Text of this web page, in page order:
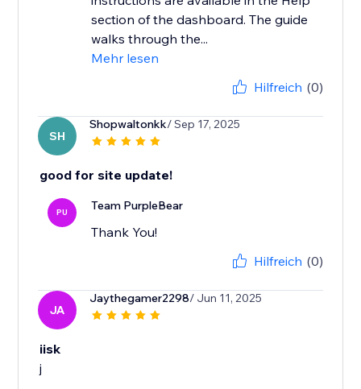
section of the dashboard. The guide
walks through the...
Mehr lesen
Hilfreich (0)
SH
Shopwaltonkk/ Sep 17, 2025
good for site update!
PU Team PurpleBear
Thank You!
Hilfreich (0)
JA
Jaythegamer2298/ Jun 11, 2025
iisk
j